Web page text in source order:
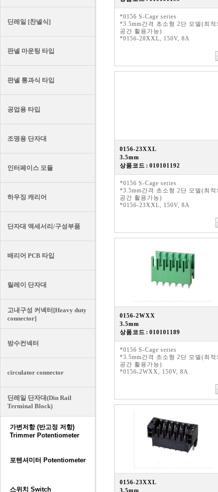
딘레일 [찬넬식]
판넬 마운팅 타입
판넬 통과식 타입
공업용 타입
조명용 단자대
인터페이스 모듈
하우징 캐리어
단자대 액세서리/구성부품
배리어 PCB 타입
릴레이 단자대
고내구성 커넥터[Heavy duty
connector]
방수컨넥터
circulator connector
딘레일 단자대(Din Rail
Terminal Block)
가변저항 (반고정 저항)
Trimmer Potentiometer
포텐셔미터 Potentiometer
스위치 Switch
*0156 S-Cage series
*3.5mm간격 초소형 2단 모델(최적
공간 활용가능)
*0156-28XXL, 150V, 8A
0156-23XXL
3.5mm
상품코드 : 010101192
*0156 S-Cage series
*3.5mm간격 초소형 2단 모델(최적
공간 활용가능)
*0156-23XXL, 150V, 8A
0156-2WXX
3.5mm
상품코드 : 010101189
*0156 S-Cage series
*3.5mm간격 초소형 2단 모델(최적
공간 활용가능)
*0156-2WXX, 150V, 8A
0156-23XXL
3.5mm